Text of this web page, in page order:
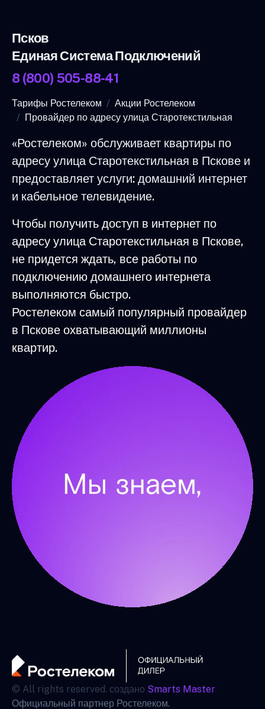
Псков
Единая Система Подключений
8 (800) 505-88-41
Тарифы Ростелеком
Акции Ростелеком
Провайдер по адресу улица Старотекстильная
«Ростелеком» обслуживает квартиры по
адресу улица Старотекстильная в Пскове и
предоставляет услуги: домашний интернет
и кабельное телевидение.
Чтобы получить доступ в интернет по
адресу улица Старотекстильная в Пскове,
не придется ждать, все работы по
подключению домашнего интернета
выполняются быстро.
Ростелеком самый популярный провайдер
в Пскове охватывающий миллионы
квартир.
© All rights reserved. создано Smarts Master
Официальный партнер Ростелеком.